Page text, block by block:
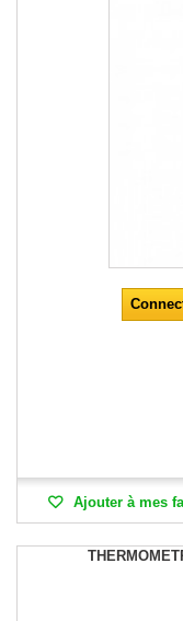
Ajouter à mes